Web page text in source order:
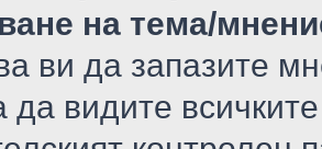
на тема/
ви да запазите
да видите